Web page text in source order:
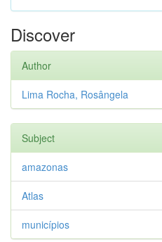
Discover
Author
Lima Rocha, Rosângela
Subject
amazonas
Atlas
municípios